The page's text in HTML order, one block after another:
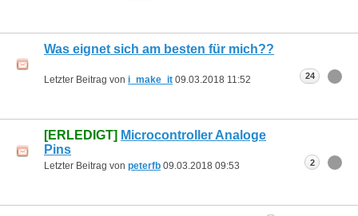
Was eignet sich am besten für mich??
Letzter Beitrag von i_make_it 09.03.2018 11:52 24
[ERLEDIGT] Microcontroller Analoge
Pins
Letzter Beitrag von peterfb 09.03.2018 09:53 2